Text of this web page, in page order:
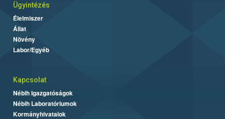
Ügyintézés
Élelmiszer
Állat
Növény
Labor/Egyéb
Kapcsolat
Nébih Igazgatóságok
Nébih Laboratóriumok
Kormányhivatalok